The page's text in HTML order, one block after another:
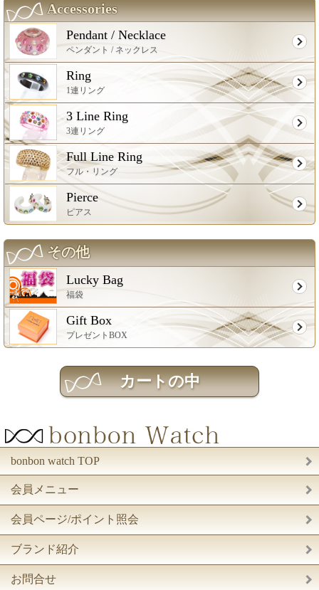
Accessories
Pendant / Necklace
ペンダント / ネックレス
Ring
1連リング
3 Line Ring
3連リング
Full Line Ring
フル・リング
Pierce
ピアス
その他
Lucky Bag
福袋
Gift Box
プレゼントBOX
bonbon watch TOP
会員メニュー
会員ページ/ポイント照会
ブランド紹介
お問合せ